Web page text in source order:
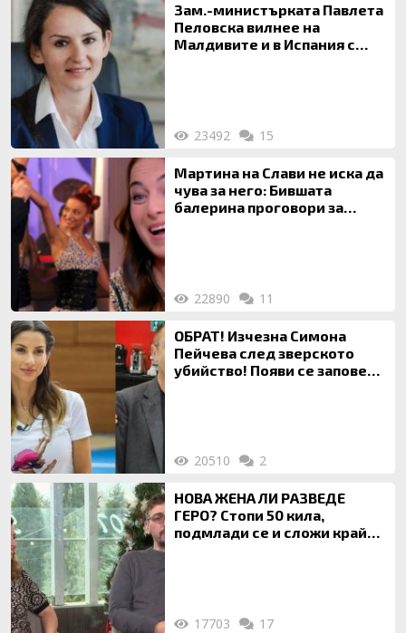
Зам.-министърката Павлета
Пеловска вилнее на
Малдивите и в Испания с
23492 15
Мартина на Слави не иска да
чува за него: Бившата
балерина проговори за
22890 11
ОБРАТ! Изчезна Симона
Пейчева след зверското
убийство! Появи се заповед
20510 2
НОВА ЖЕНА ЛИ РАЗВЕДЕ
ГЕРО? Стопи 50 кила,
подмлади се и сложи край
17703 17